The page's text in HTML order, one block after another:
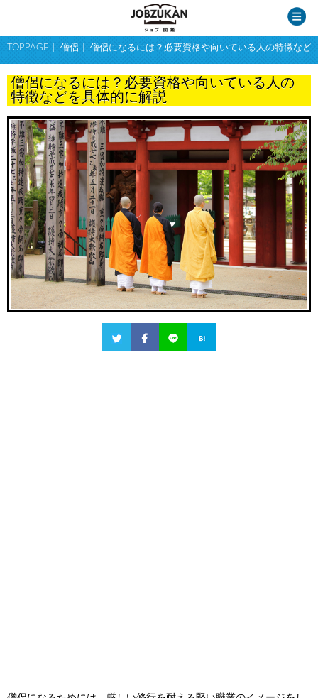
TOPPAGE 僧侶 僧侶になるには？必要資格や向いている人の特徴など
僧侶になるには？必要資格や向いている人の
特徴などを具体的に解説